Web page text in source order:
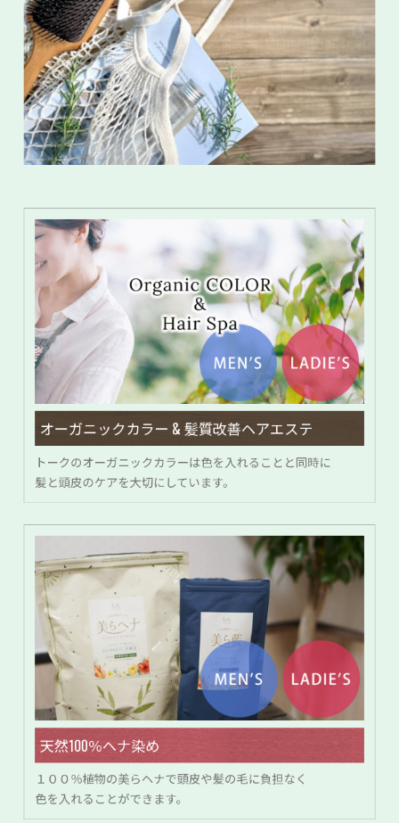
オーガニックカラー & 髪質改善ヘアエステ
トークのオーガニックカラーは色を入れることと同時に
髪と頭皮のケアを大切にしています。
天然100％ヘナ染め
１００％植物の美らヘナで頭皮や髪の毛に負担なく
色を入れることができます。